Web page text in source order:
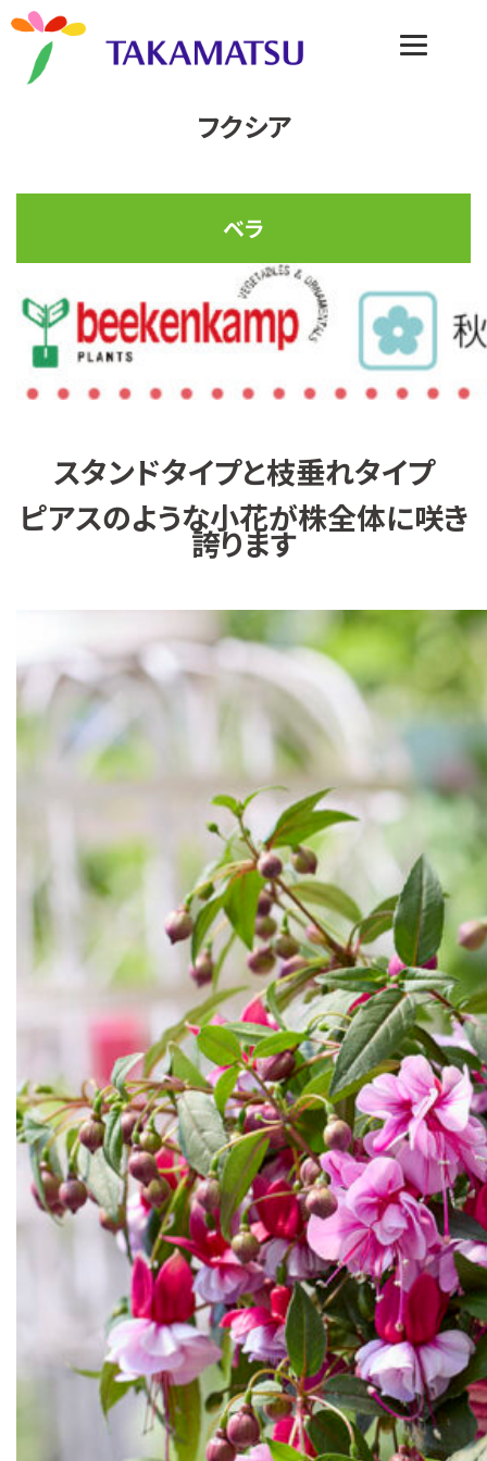
フクシア
ベラ
スタンドタイプと枝垂れタイプ
ピアスのような小花が株全体に咲き
誇ります